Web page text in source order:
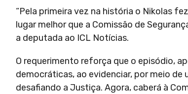
“Pela primeira vez na história o Nikolas
lugar melhor que a Comissão de
a deputada ao ICL Notícias.
O requerimento reforça que o episódio,
democráticas, ao evidenciar, por meio
desafiando a Justiça. Agora, caberá à